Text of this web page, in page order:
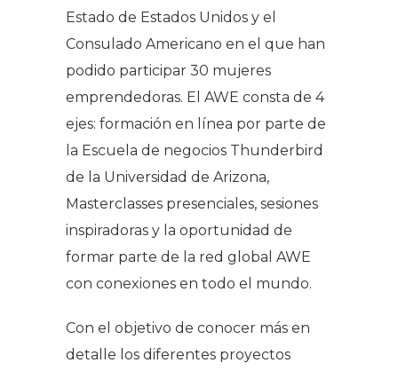
Estado de Estados Unidos y el
Consulado Americano en el que han
podido participar 30 mujeres
emprendedoras. El AWE consta de 4
ejes: formación en línea por parte de
la Escuela de negocios Thunderbird
de la Universidad de Arizona,
Masterclasses presenciales, sesiones
inspiradoras y la oportunidad de
formar parte de la red global AWE
con conexiones en todo el mundo.
Con el objetivo de conocer más en
detalle los diferentes proyectos